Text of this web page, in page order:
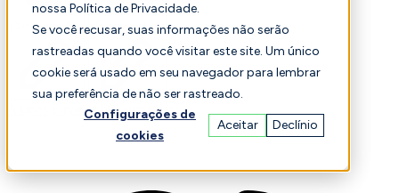
nossa Política de Privacidade.
Se você recusar, suas informações não serão
rastreadas quando você visitar este site. Um único
cookie será usado em seu navegador para lembrar
sua preferência de não ser rastreado.
Configurações de
cookies
Aceitar Declínio
Selecionado Comparação
Finança Desempenho